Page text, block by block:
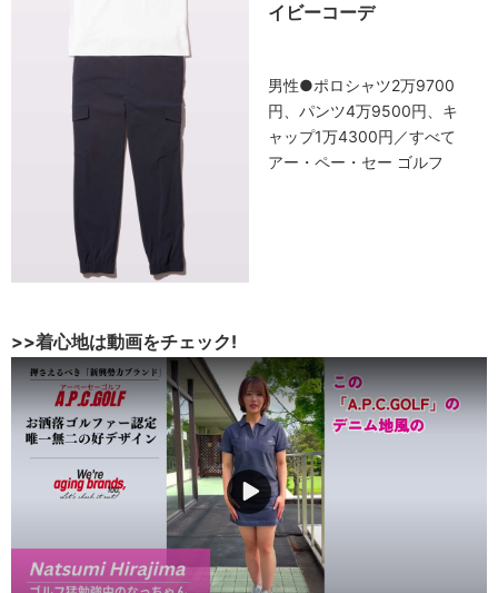
イビーコーデ
男性●ポロシャツ2万9700
円、パンツ4万9500円、キ
ャップ1万4300円／すべて
アー・ペー・セー ゴルフ
>>着心地は動画をチェック!